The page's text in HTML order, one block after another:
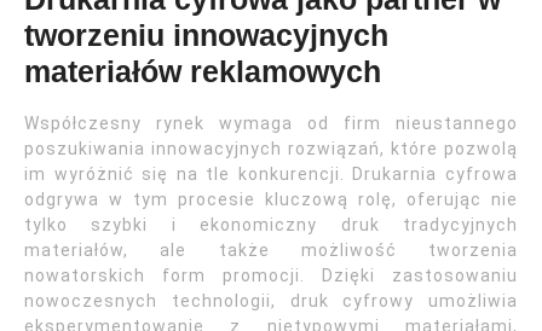
tworzeniu innowacyjnych
materiałów reklamowych
Współczesny rynek wymaga od firm nieustannego
poszukiwania innowacyjnych rozwiązań, które pozwolą
im wyróżnić się na tle konkurencji. Drukarnia cyfrowa
odgrywa w tym procesie kluczową rolę, oferując nie
tylko szybki i ekonomiczny druk tradycyjnych
materiałów, ale także możliwość tworzenia
nowatorskich form promocji. Dzięki zastosowaniu
nowoczesnych technologii, druk cyfrowy umożliwia
eksperymentowanie z nietypowymi materiałami,